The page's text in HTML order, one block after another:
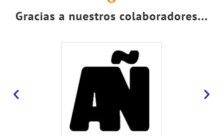
Gracias a nuestros colaboradores...